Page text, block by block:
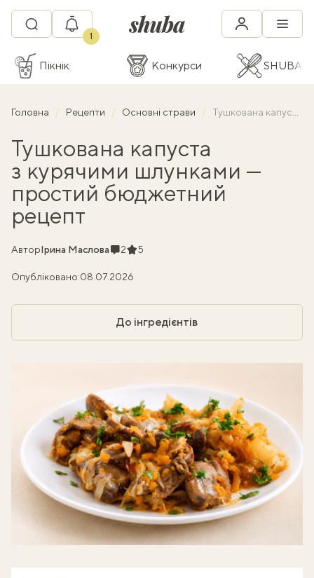
1
Пікнік Конкурси SHUBA
Головна Рецепти Основні страви Тушкована капуста з курячими шлунками — простий бюджетний рецепт
Тушкована капуста
з курячими шлунками —
простий бюджетний
рецепт
АвторІрина МасловаКоментарі
2Рейтинг
5
Опубліковано:08.07.2026
До інгредієнтів